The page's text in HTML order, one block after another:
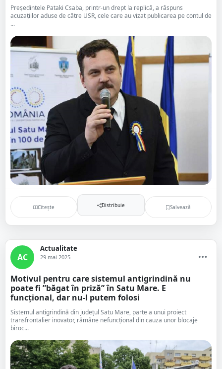
Președintele Pataki Csaba, printr-un drept la replică, a răspuns
acuzațiilor aduse de către USR, cele care au vizat publicarea pe contul de
...
Citește Distribuie Salvează
AC
Actualitate
29 mai 2025
Motivul pentru care sistemul antigrindină nu
poate fi ”băgat în priză” în Satu Mare. E
funcțional, dar nu-l putem folosi
Sistemul antigrindină din județul Satu Mare, parte a unui proiect
transfrontalier inovator, rămâne nefuncțional din cauza unor blocaje
biroc...